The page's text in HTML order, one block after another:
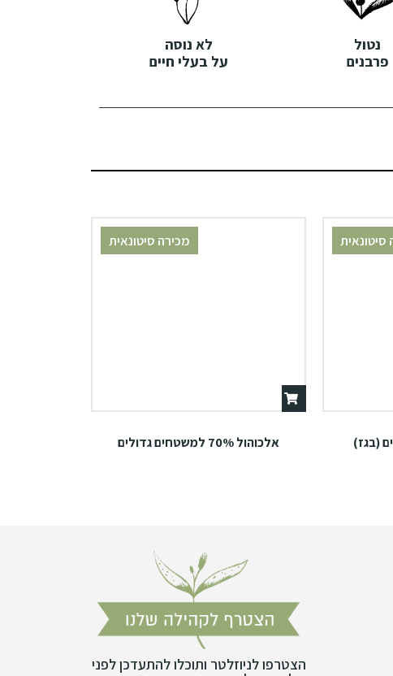
נטול
פרבנים
לא נוסה
על בעלי חיים
סיטונאית מכירה סיטונאית
אלכוהול 70% למשטחים גדולים
הצטרפו לניוזלטר ותוכלו להתעדכן לפני